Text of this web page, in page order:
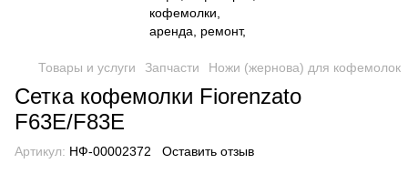
Товары и услуги Запчасти Ножи (жернова) для кофемолок
Сетка кофемолки Fiorenzato
F63E/F83E
Артикул: НФ-00002372 Оставить отзыв